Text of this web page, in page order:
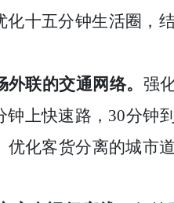
十五分钟生活圈，
联的交通网络。 强
上快速路，30分钟
优化客货分离的城市